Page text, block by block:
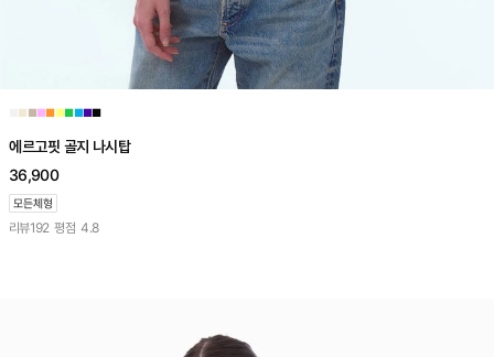
■■■■■■■■■
에르고핏 골지 나시탑
36,900
리뷰192 평점 4.8